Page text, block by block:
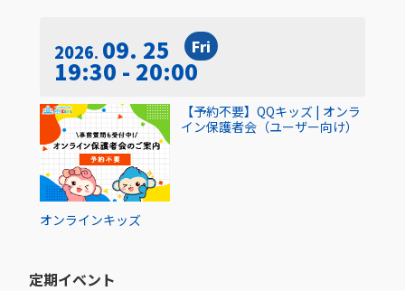
2026 09. 25 Fri
19:30 - 20:00
オンラインキッズ
【予約不要】QQキッズ | オンラ
イン保護者会（ユーザー向け）
定期イベント​